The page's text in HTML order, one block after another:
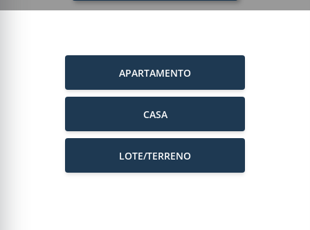
APARTAMENTO
CASA
LOTE/TERRENO